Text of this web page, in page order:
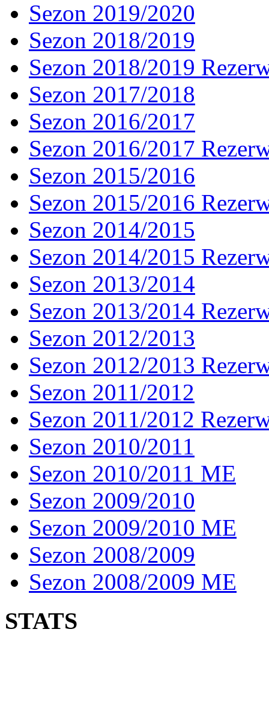
Sezon 2019/2020
Sezon 2018/2019
Sezon 2018/2019
Sezon 2017/2018
Sezon 2016/2017
Sezon 2016/2017
Sezon 2015/2016
Sezon 2015/2016
Sezon 2014/2015
Sezon 2014/2015
Sezon 2013/2014
Sezon 2013/2014
Sezon 2012/2013
Sezon 2012/2013
Sezon 2011/2012
Sezon 2011/2012
Sezon 2010/2011
Sezon 2010/2011 ME
Sezon 2009/2010
Sezon 2009/2010 ME
Sezon 2008/2009
Sezon 2008/2009 ME
STATS